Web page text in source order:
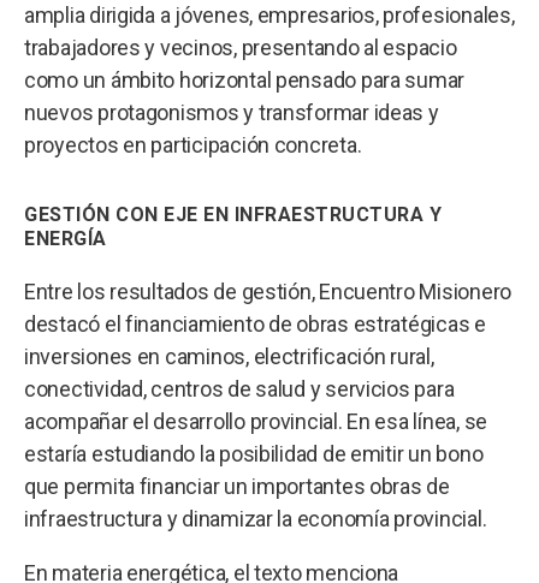
amplia dirigida a jóvenes, empresarios, profesionales,
trabajadores y vecinos, presentando al espacio
como un ámbito horizontal pensado para sumar
nuevos protagonismos y transformar ideas y
proyectos en participación concreta.
GESTIÓN CON EJE EN INFRAESTRUCTURA Y
ENERGÍA
Entre los resultados de gestión, Encuentro Misionero
destacó el financiamiento de obras estratégicas e
inversiones en caminos, electrificación rural,
conectividad, centros de salud y servicios para
acompañar el desarrollo provincial. En esa línea, se
estaría estudiando la posibilidad de emitir un bono
que permita financiar un importantes obras de
infraestructura y dinamizar la economía provincial.
En materia energética, el texto menciona